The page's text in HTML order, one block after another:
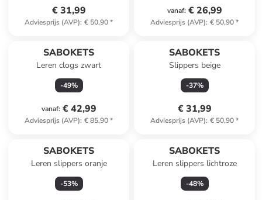
€ 31,99
Adviesprijs (AVP): € 50,90*
vanaf: € 26,99
Adviesprijs (AVP): € 50,90*
SABOKETS
Leren clogs zwart
-49%
vanaf: € 42,99
Adviesprijs (AVP): € 85,90*
SABOKETS
Slippers beige
-37%
€ 31,99
Adviesprijs (AVP): € 50,90*
SABOKETS
Leren slippers oranje
-53%
SABOKETS
Leren slippers lichtroze
-48%